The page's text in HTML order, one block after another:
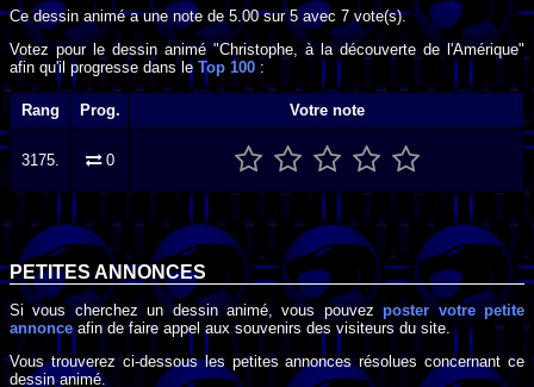
Ce dessin animé a une note de5.00sur5avec 7 vote(s).
Votez pour le dessin animé "Christophe, à la découverte de l'Amérique"
afin qu'il progresse dans le Top 100 :
Rang Prog. Votre note
3175. 0
PETITES ANNONCES
Si vous cherchez un dessin animé, vous pouvezposter votre petite
annonceafin de faire appel aux souvenirs des visiteurs du site.
Vous trouverez ci-dessous les petites annonces résolues concernant ce
dessin animé.